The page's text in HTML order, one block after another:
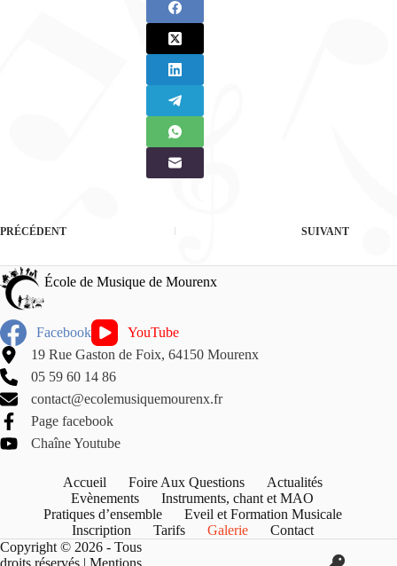
PRÉCÉDENT SUIVANT
École de Musique de Mourenx
Facebook
YouTube
19 Rue Gaston de Foix, 64150 Mourenx
05 59 60 14 86
contact@ecolemusiquemourenx.fr
Page facebook
Chaîne Youtube
Accueil Foire Aux Questions
Actualités
Evènements
Instruments, chant et MAO
Pratiques d’ensemble
Eveil et Formation Musicale
Inscription
Tarifs Galerie
Contact
Copyright © 2026 - Tous